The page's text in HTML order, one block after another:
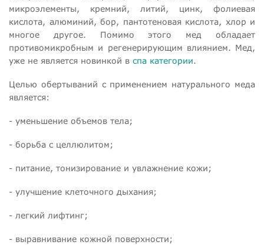
микроэлементы, кремний, литий, цинк, фолиевая
кислота, алюминий, бор, пантотеновая кислота, хлор и
многое другое. Помимо этого мед обладает
противомикробным и регенерирующим влиянием. Мед,
уже не является новинкой в спа категории.
Целью обертываний с применением натурального меда
является:
- уменьшение объемов тела;
- борьба с целлюлитом;
- питание, тонизирование и увлажнение кожи;
- улучшение клеточного дыхания;
- легкий лифтинг;
- выравнивание кожной поверхности;